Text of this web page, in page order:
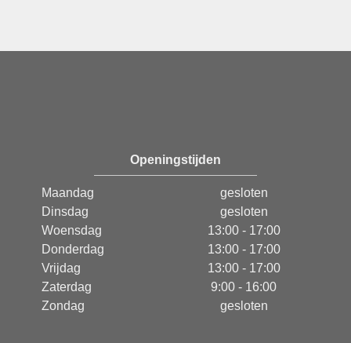
Openingstijden
Maandag
gesloten
Dinsdag
gesloten
Woensdag
13:00 - 17:00
Donderdag
13:00 - 17:00
Vrijdag
13:00 - 17:00
Zaterdag
9:00 - 16:00
Zondag
gesloten